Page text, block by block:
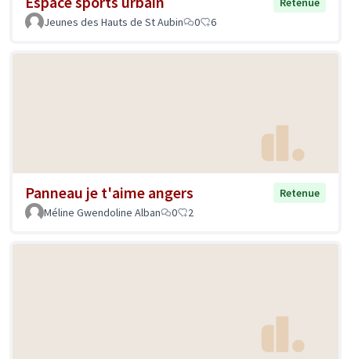
Jeunes des Hauts de St Aubin
0 6
Panneau je t'aime angers
Retenue
Méline Gwendoline Alban
0 2